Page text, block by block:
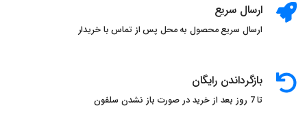
ارسال سریع
ارسال سریع محصول به محل پس از تماس با خریدار
بازگرداندن رایگان
تا 7 روز بعد از خرید در صورت باز نشدن سلفون